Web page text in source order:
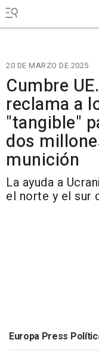
20 DE MARZO DE 2025
Cumbre
reclama a
"tangible"
dos
munición
La ayuda a
el norte y el sur
Europa Press